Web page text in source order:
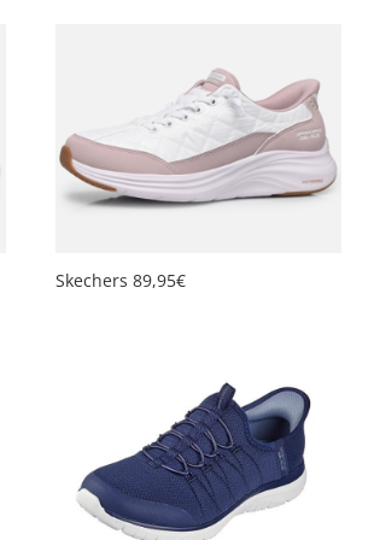
Skechers 89,95€